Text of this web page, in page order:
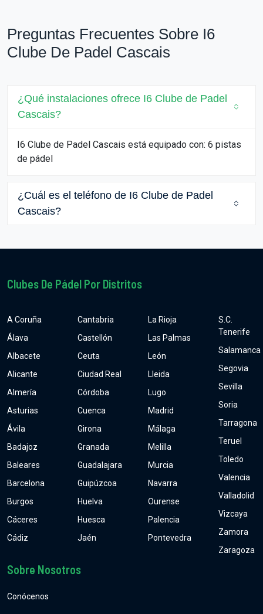
Preguntas Frecuentes Sobre I6
Clube De Padel Cascais
¿Qué instalaciones ofrece I6 Clube de Padel
Cascais?
I6 Clube de Padel Cascais está equipado con: 6 pistas
de pádel
¿Cuál es el teléfono de I6 Clube de Padel
Cascais?
Clubes De Pádel Por Distritos
A Coruña
Álava
Albacete
Alicante
Almería
Asturias
Ávila
Badajoz
Baleares
Barcelona
Burgos
Cáceres
Cádiz
Cantabria
Castellón
Ceuta
Ciudad Real
Córdoba
Cuenca
Girona
Granada
Guadalajara
Guipúzcoa
Huelva
Huesca
Jaén
La Rioja
Las Palmas
León
Lleida
Lugo
Madrid
Málaga
Melilla
Murcia
Navarra
Ourense
Palencia
Pontevedra
S.C.
Tenerife
Salamanca
Segovia
Sevilla
Soria
Tarragona
Teruel
Toledo
Valencia
Valladolid
Vizcaya
Zamora
Zaragoza
Sobre Nosotros
Conócenos